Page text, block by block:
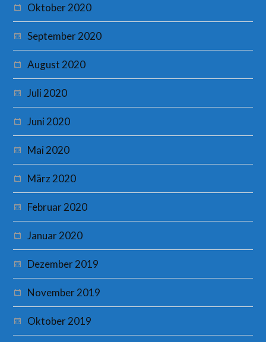
Oktober 2020
September 2020
August 2020
Juli 2020
Juni 2020
Mai 2020
März 2020
Februar 2020
Januar 2020
Dezember 2019
November 2019
Oktober 2019